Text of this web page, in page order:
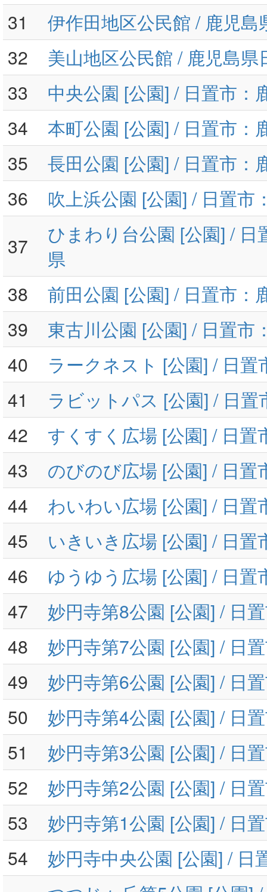
31
伊作田地区公民館 / 鹿児島
32
美山地区公民館 / 鹿児島県
33
中央公園 [公園] / 日置市：
34
本町公園 [公園] / 日置市：
35
長田公園 [公園] / 日置市：
36
吹上浜公園 [公園] / 日置市
37
ひまわり台公園 [公園] / 日
県
38
前田公園 [公園] / 日置市：
39
東古川公園 [公園] / 日置市
40
ラークネスト [公園] / 日置
41
ラビットパス [公園] / 日置
42
すくすく広場 [公園] / 日置
43
のびのび広場 [公園] / 日置
44
わいわい広場 [公園] / 日置
45
いきいき広場 [公園] / 日置
46
ゆうゆう広場 [公園] / 日置
47
妙円寺第8公園 [公園] / 日
48
妙円寺第7公園 [公園] / 日
49
妙円寺第6公園 [公園] / 日
50
妙円寺第4公園 [公園] / 日
51
妙円寺第3公園 [公園] / 日
52
妙円寺第2公園 [公園] / 日
53
妙円寺第1公園 [公園] / 日
54
妙円寺中央公園 [公園] / 日